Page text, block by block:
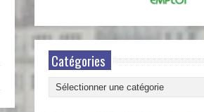
Catégories
Catégories